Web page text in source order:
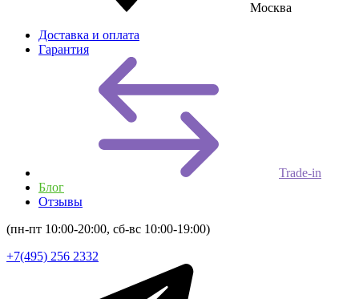
Москва
Доставка и оплата
Гарантия
Trade-in
Блог
Отзывы
(пн-пт 10:00-20:00, сб-вс 10:00-19:00)
+7(495) 256 2332